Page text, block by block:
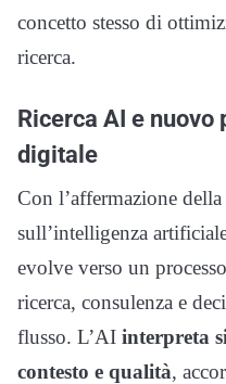
concetto stesso di
ricerca.
Ricerca AI e
digitale
Con l’affermazione della
sull’intelligenza
evolve verso un
ricerca, consulenza e
flusso. L’AI interpreta
contesto e qualità,